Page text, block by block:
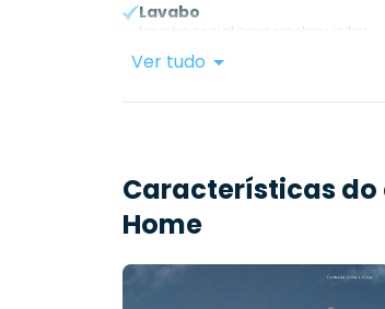
Lavabo
Lavabo social para receber visitas.
Ver tudo
Características
Home